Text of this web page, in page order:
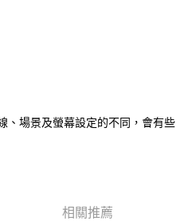
才付款」的支付方式。 讓您購物簡單
、不需儲值。
，即可結帳。
付款。
付」後，將跳轉至「AFTEE先享後付」
通知簡訊。
之訂單仍視為有效，需透過AFTEE先享
)免運費
、場景及螢幕設定的不同，會有些
相關推薦